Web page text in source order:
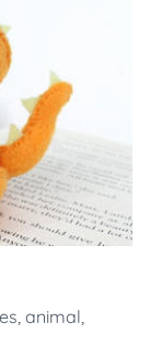
, animal,